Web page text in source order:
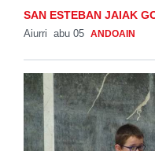
SAN ESTEBAN JAIAK
Aiurri abu 05 ANDOAIN